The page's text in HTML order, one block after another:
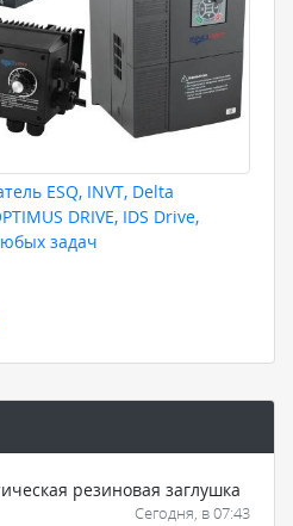
ESQ, INVT, Delta
DRIVE, IDS Drive,
задач
резиновая заглушка
Сегодня, в 07:43